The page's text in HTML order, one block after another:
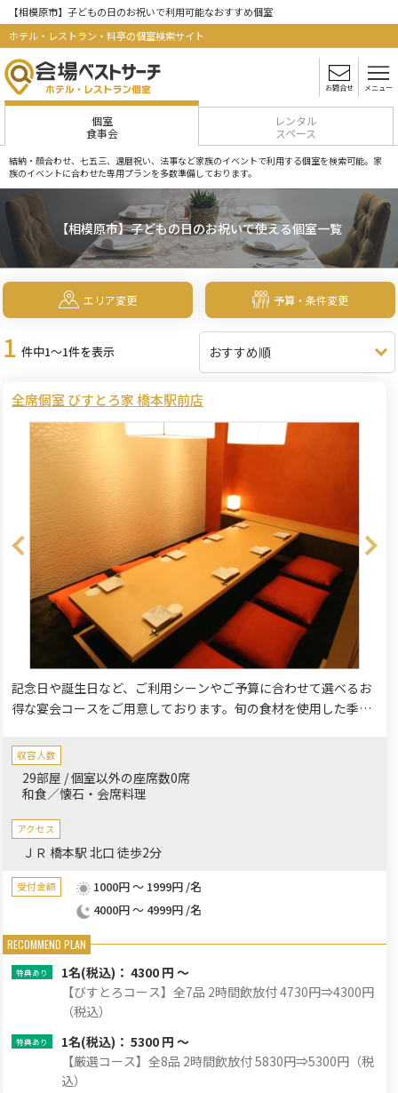
【相模原市】子どもの日のお祝いで利用可能なおすすめ個室
ホテル・レストラン・料亭の個室検索サイト
お問合せ メニュー
個室
食事会
レンタル
スペース
結納・顔合わせ、七五三、還暦祝い、法事など家族のイベントで利用する個室を検索可能。家
族のイベントに合わせた専用プランを多数準備しております。
【相模原市】子どもの日のお祝いで使える個室一覧
エリア変更 予算・条件変更
1 件中1～1件を表示
全席個室 びすとろ家 橋本駅前店
記念日や誕生日など、ご利用シーンやご予算に合わせて選べるお
得な宴会コースをご用意しております。旬の食材を使用した季節
ったりとくつろげる全席個室のお店でお祝いのひとときをお過ご
しください。
収容人数
29部屋 / 個室以外の座席数0席
和食／懐石・会席料理
アクセス
ＪＲ 橋本駅 北口 徒歩2分
受付金額
1000円 ～ 1999円 /名
4000円 ～ 4999円 /名
1名(税込)： 4300 円 ～
【びすとろコース】全7品 2時間飲放付 4730円⇒4300円
（税込）
1名(税込)： 5300 円 ～
【厳選コース】全8品 2時間飲放付 5830円⇒5300円（税
込）